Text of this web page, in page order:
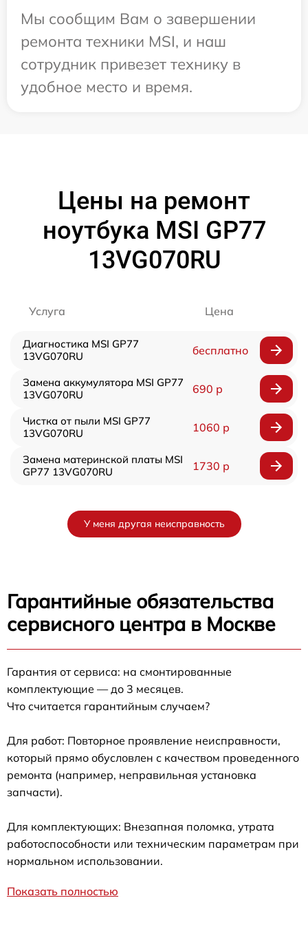
Мы сообщим Вам о завершении
ремонта техники MSI, и наш
сотрудник привезет технику в
удобное место и время.
Цены на ремонт
ноутбука MSI GP77
13VG070RU
Услуга Цена
Диагностика MSI GP77
13VG070RU
бесплатно
Замена аккумулятора MSI GP77
13VG070RU
690 р
Чистка от пыли MSI GP77
13VG070RU
1060 р
Замена материнской платы MSI
GP77 13VG070RU
1730 р
У меня другая неисправность
Гарантийные обязательства
сервисного центра в Москве
Гарантия от сервиса: на смонтированные
комплектующие — до 3 месяцев.
Что считается гарантийным случаем?
Для работ: Повторное проявление неисправности,
который прямо обусловлен с качеством проведенного
ремонта (например, неправильная установка
запчасти).
Для комплектующих: Внезапная поломка, утрата
работоспособности или техническим параметрам при
нормальном использовании.
Показать полностью